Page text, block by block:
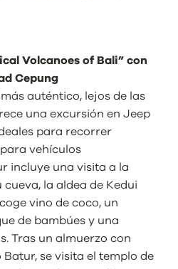
Volcanoes of Bali” con
Cepung
auténtico, lejos de las
una excursión en Jeep
para recorrer
vehículos
incluye una visita a la
la aldea de Kedui
vino de coco, un
de bambúes y una
Tras un almuerzo con
se visita el templo de